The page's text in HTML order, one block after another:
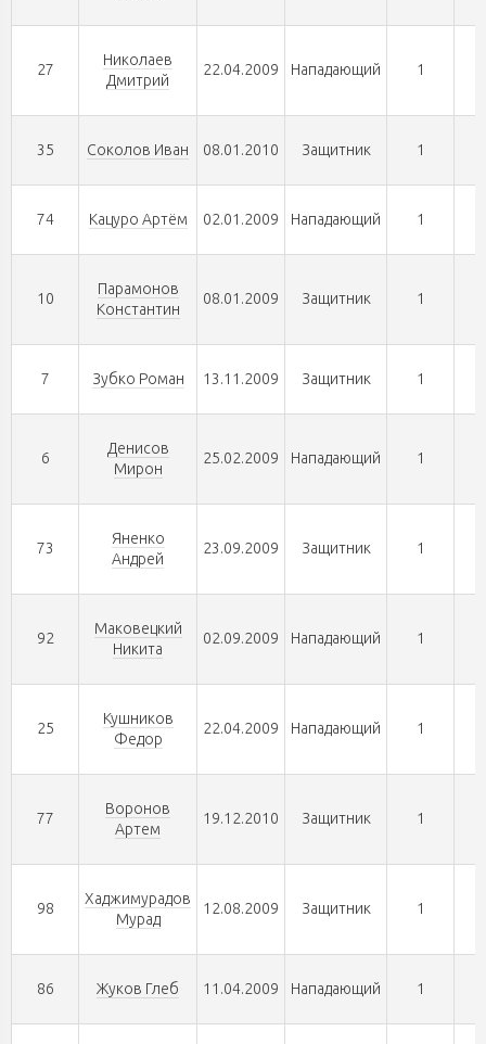
27
Николаев
Дмитрий
22.04.2009 Нападающий 1
35 Соколов Иван 08.01.2010 Защитник 1
74 Кацуро Артём 02.01.2009 Нападающий 1
10
Парамонов
Константин
08.01.2009 Защитник 1
7 Зубко Роман 13.11.2009 Защитник 1
6
Денисов
Мирон
25.02.2009 Нападающий 1
73
Яненко
Андрей
23.09.2009 Защитник 1
92
Маковецкий
Никита
02.09.2009 Нападающий 1
25
Кушников
Федор
22.04.2009 Нападающий 1
77
Воронов
Артем
19.12.2010 Защитник 1
98
Хаджимурадов
Мурад
12.08.2009 Защитник 1
86 Жуков Глеб 11.04.2009 Нападающий 1